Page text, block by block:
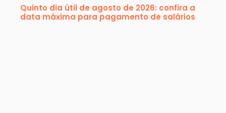
Quinto dia útil de agosto de 2026: confira a
data máxima para pagamento de salários